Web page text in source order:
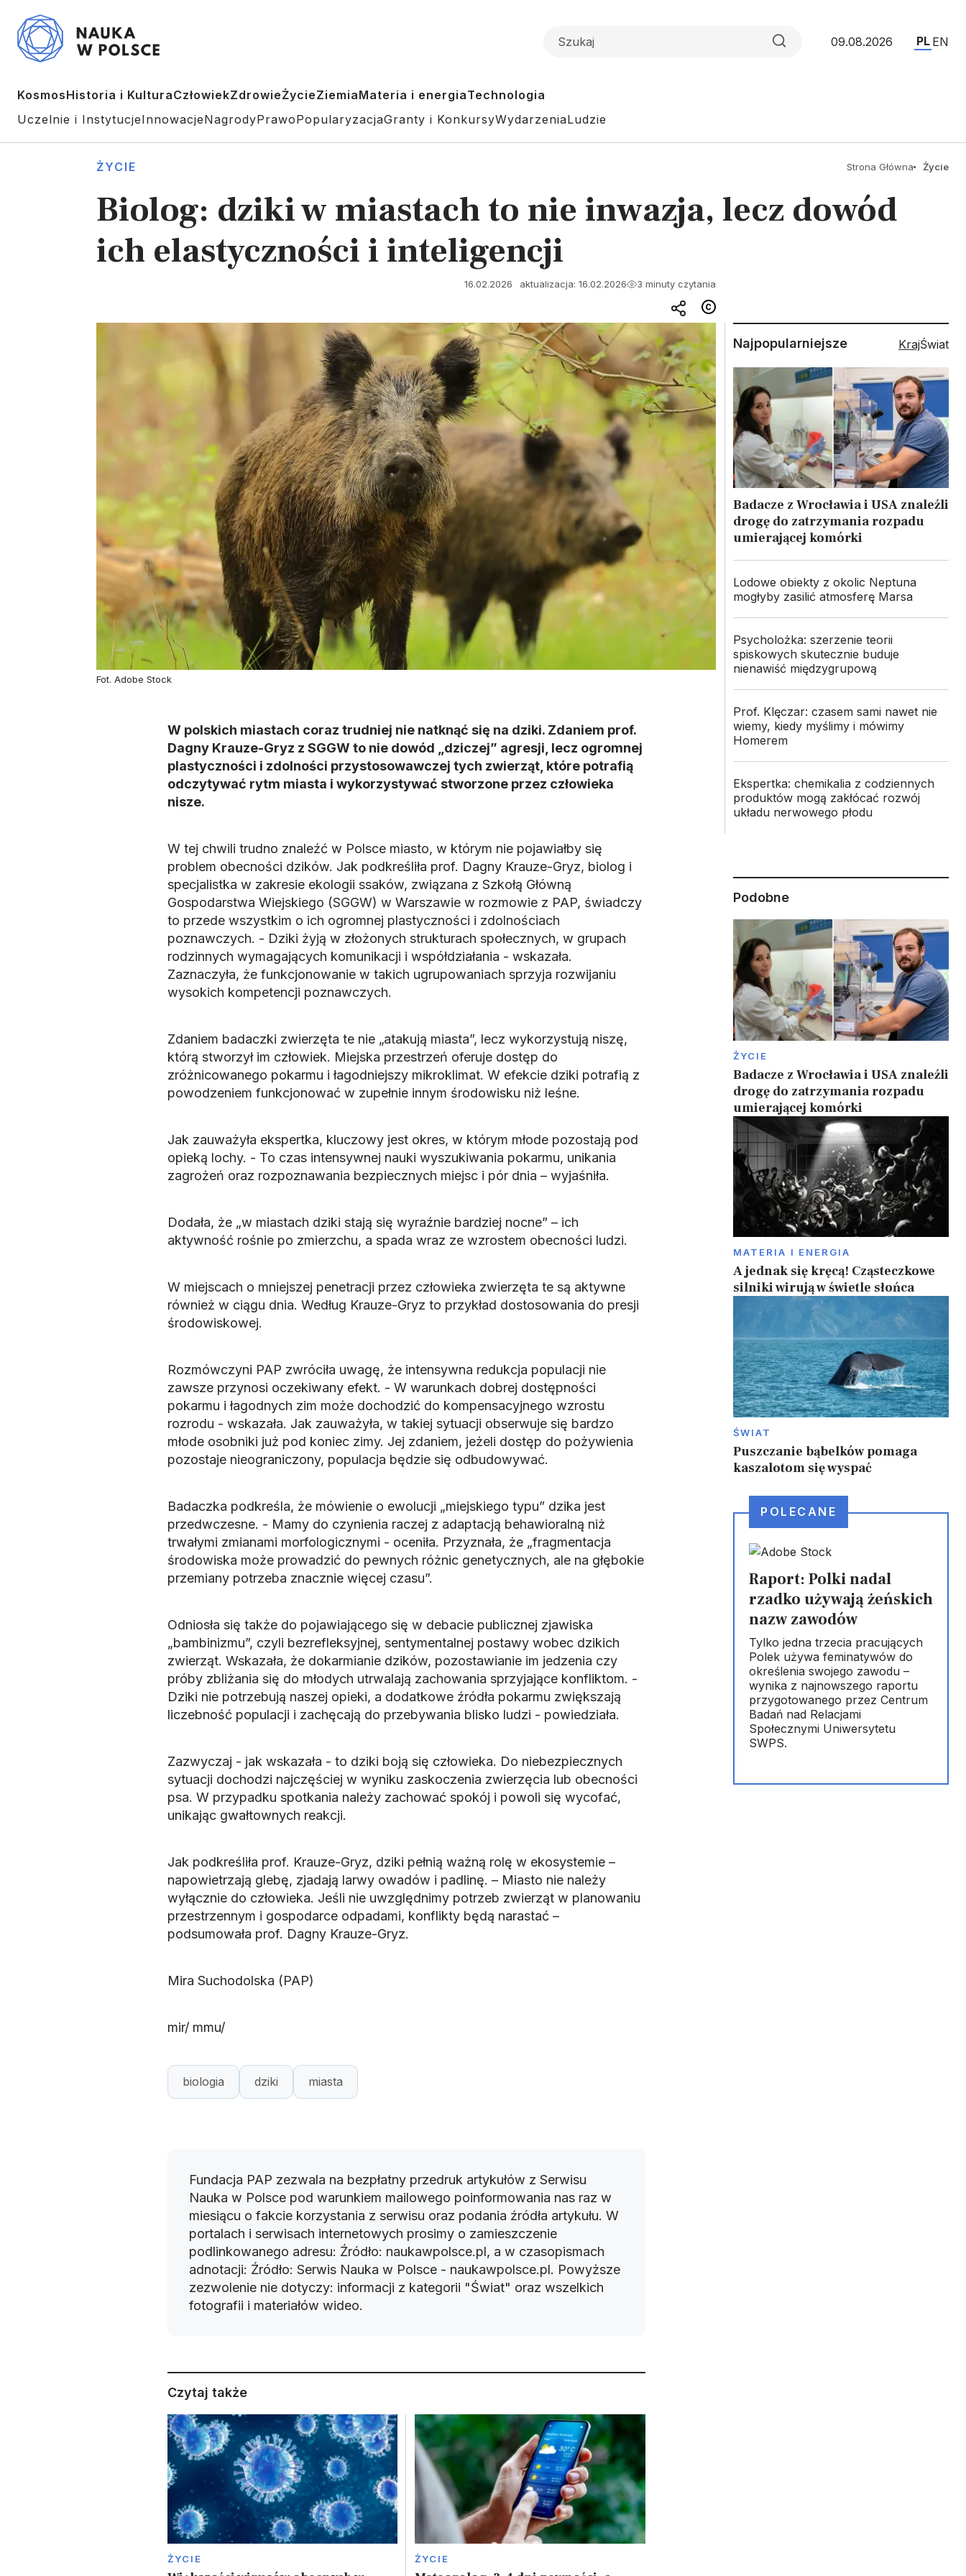
09.08.2026 PL EN
KosmosHistoria i KulturaCzłowiekZdrowieŻycieZiemiaMateria i energiaTechnologia
Uczelnie i InstytucjeInnowacjeNagrodyPrawoPopularyzacjaGranty i KonkursyWydarzeniaLudzie
ŻYCIE Strona Główna Życie
Biolog: dziki w miastach to nie inwazja, lecz dowód
ich elastyczności i inteligencji
16.02.2026 aktualizacja: 16.02.2026 3 minuty czytania
Fot. Adobe Stock
W polskich miastach coraz trudniej nie natknąć się na dziki. Zdaniem prof.
Dagny Krauze-Gryz z SGGW to nie dowód „dziczej” agresji, lecz ogromnej
plastyczności i zdolności przystosowawczej tych zwierząt, które potrafią
odczytywać rytm miasta i wykorzystywać stworzone przez człowieka
nisze.
W tej chwili trudno znaleźć w Polsce miasto, w którym nie pojawiałby się
problem obecności dzików. Jak podkreśliła prof. Dagny Krauze-Gryz, biolog i
specjalistka w zakresie ekologii ssaków, związana z Szkołą Główną
Gospodarstwa Wiejskiego (SGGW) w Warszawie w rozmowie z PAP, świadczy
to przede wszystkim o ich ogromnej plastyczności i zdolnościach
poznawczych. - Dziki żyją w złożonych strukturach społecznych, w grupach
rodzinnych wymagających komunikacji i współdziałania - wskazała.
Zaznaczyła, że funkcjonowanie w takich ugrupowaniach sprzyja rozwijaniu
wysokich kompetencji poznawczych.
Zdaniem badaczki zwierzęta te nie „atakują miasta”, lecz wykorzystują niszę,
którą stworzył im człowiek. Miejska przestrzeń oferuje dostęp do
zróżnicowanego pokarmu i łagodniejszy mikroklimat. W efekcie dziki potrafią z
powodzeniem funkcjonować w zupełnie innym środowisku niż leśne.
Jak zauważyła ekspertka, kluczowy jest okres, w którym młode pozostają pod
opieką lochy. - To czas intensywnej nauki wyszukiwania pokarmu, unikania
zagrożeń oraz rozpoznawania bezpiecznych miejsc i pór dnia – wyjaśniła.
Dodała, że „w miastach dziki stają się wyraźnie bardziej nocne” – ich
aktywność rośnie po zmierzchu, a spada wraz ze wzrostem obecności ludzi.
W miejscach o mniejszej penetracji przez człowieka zwierzęta te są aktywne
również w ciągu dnia. Według Krauze-Gryz to przykład dostosowania do presji
środowiskowej.
Rozmówczyni PAP zwróciła uwagę, że intensywna redukcja populacji nie
zawsze przynosi oczekiwany efekt. - W warunkach dobrej dostępności
pokarmu i łagodnych zim może dochodzić do kompensacyjnego wzrostu
rozrodu - wskazała. Jak zauważyła, w takiej sytuacji obserwuje się bardzo
młode osobniki już pod koniec zimy. Jej zdaniem, jeżeli dostęp do pożywienia
pozostaje nieograniczony, populacja będzie się odbudowywać.
Badaczka podkreśla, że mówienie o ewolucji „miejskiego typu” dzika jest
przedwczesne. - Mamy do czynienia raczej z adaptacją behawioralną niż
trwałymi zmianami morfologicznymi - oceniła. Przyznała, że „fragmentacja
środowiska może prowadzić do pewnych różnic genetycznych, ale na głębokie
przemiany potrzeba znacznie więcej czasu”.
Odniosła się także do pojawiającego się w debacie publicznej zjawiska
„bambinizmu”, czyli bezrefleksyjnej, sentymentalnej postawy wobec dzikich
zwierząt. Wskazała, że dokarmianie dzików, pozostawianie im jedzenia czy
próby zbliżania się do młodych utrwalają zachowania sprzyjające konfliktom. -
Dziki nie potrzebują naszej opieki, a dodatkowe źródła pokarmu zwiększają
liczebność populacji i zachęcają do przebywania blisko ludzi - powiedziała.
Zazwyczaj - jak wskazała - to dziki boją się człowieka. Do niebezpiecznych
sytuacji dochodzi najczęściej w wyniku zaskoczenia zwierzęcia lub obecności
psa. W przypadku spotkania należy zachować spokój i powoli się wycofać,
unikając gwałtownych reakcji.
Jak podkreśliła prof. Krauze-Gryz, dziki pełnią ważną rolę w ekosystemie –
napowietrzają glebę, zjadają larwy owadów i padlinę. – Miasto nie należy
wyłącznie do człowieka. Jeśli nie uwzględnimy potrzeb zwierząt w planowaniu
przestrzennym i gospodarce odpadami, konflikty będą narastać –
podsumowała prof. Dagny Krauze-Gryz.
Mira Suchodolska (PAP)
mir/ mmu/
biologia dziki miasta
Fundacja PAP zezwala na bezpłatny przedruk artykułów z Serwisu
Nauka w Polsce pod warunkiem mailowego poinformowania nas raz w
miesiącu o fakcie korzystania z serwisu oraz podania źródła artykułu. W
portalach i serwisach internetowych prosimy o zamieszczenie
podlinkowanego adresu: Źródło: naukawpolsce.pl, a w czasopismach
adnotacji: Źródło: Serwis Nauka w Polsce - naukawpolsce.pl. Powyższe
zezwolenie nie dotyczy: informacji z kategorii "Świat" oraz wszelkich
fotografii i materiałów wideo.
Czytaj także
ŻYCIE ŻYCIE
Najpopularniejsze KrajŚwiat
Badacze z Wrocławia i USA znaleźli
drogę do zatrzymania rozpadu
umierającej komórki
Lodowe obiekty z okolic Neptuna
mogłyby zasilić atmosferę Marsa
Psycholożka: szerzenie teorii
spiskowych skutecznie buduje
nienawiść międzygrupową
Prof. Klęczar: czasem sami nawet nie
wiemy, kiedy myślimy i mówimy
Homerem
Ekspertka: chemikalia z codziennych
produktów mogą zakłócać rozwój
układu nerwowego płodu
Podobne
ŻYCIE
Badacze z Wrocławia i USA znaleźli
drogę do zatrzymania rozpadu
umierającej komórki
MATERIA I ENERGIA
A jednak się kręcą! Cząsteczkowe
silniki wirują w świetle słońca
ŚWIAT
Puszczanie bąbelków pomaga
kaszalotom się wyspać
POLECANE
Raport: Polki nadal
rzadko używają żeńskich
nazw zawodów
Tylko jedna trzecia pracujących
Polek używa feminatywów do
określenia swojego zawodu –
wynika z najnowszego raportu
przygotowanego przez Centrum
Badań nad Relacjami
Społecznymi Uniwersytetu
SWPS.